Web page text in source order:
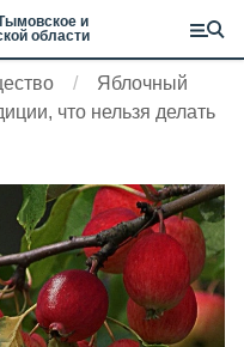
и
области
Яблочный
что нельзя делать